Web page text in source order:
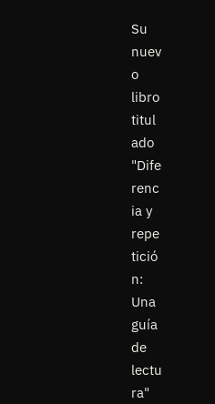
Su
nuev
o
libro
titul
ado
"Dife
renc
ia y
repe
tició
n:
Una
guía
de
lectu
ra"